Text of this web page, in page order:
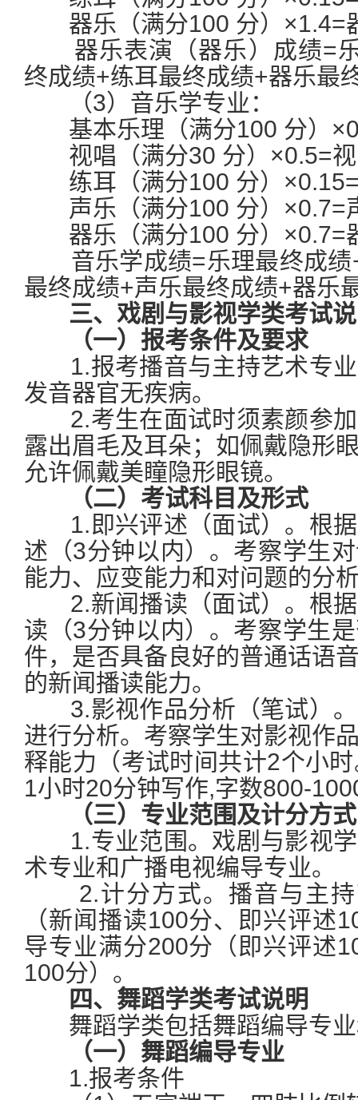
器乐（满分100 分）×1.4=
器乐表演（器乐）成绩=乐
终成绩+练耳最终成绩+器乐最
（3）音乐学专业：
基本乐理（满分100 分）
视唱（满分30 分）×0.5=
练耳（满分100 分）
声乐（满分100 分）×0.7=
器乐（满分100 分）×0.7=
音乐学成绩=乐理最终成绩
最终成绩+声乐最终成绩+器乐
三、戏剧与影视学类考试
（一）报考条件及要求
1.报考播音与主持艺术专业
发音器官无疾病。
2.考生在面试时须素颜参加
露出眉毛及耳朵；如佩戴隐形
允许佩戴美瞳隐形眼镜。
（二）考试科目及形式
1.即兴评述（面试）。根据
述（3分钟以内）。考察学生
能力、应变能力和对问题的分
2.新闻播读（面试）。根据
读（3分钟以内）。考察学生
件，是否具备良好的普通话语
的新闻播读能力。
3.影视作品分析（笔试）。
进行分析。考察学生对影视作
释能力（考试时间共计2个小
1小时20分钟写作,字数800-
（三）专业范围及计分方式
1.专业范围。戏剧与影视学
术专业和广播电视编导专业。
2.计分方式。播音与主持
（新闻播读100分、即兴评述
导专业满分200分（即兴评述
100分）。
四、舞蹈学类考试说明
舞蹈学类包括舞蹈编导专业
（一）舞蹈编导专业
1.报考条件